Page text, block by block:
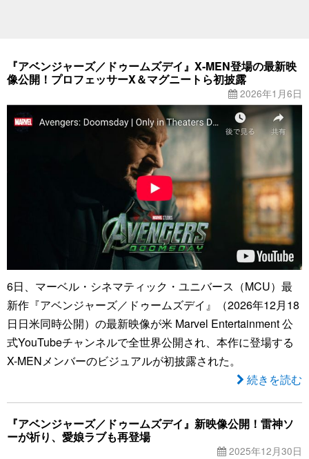
『アベンジャーズ／ドゥームズデイ』X-MEN登場の最新映
像公開！プロフェッサーX＆マグニートら初披露
2026年1月6日
6日、マーベル・シネマティック・ユニバース（MCU）最
新作『アベンジャーズ／ドゥームズデイ』（2026年12月18
日日米同時公開）の最新映像が米 Marvel Entertainment 公
式YouTubeチャンネルで全世界公開され、本作に登場する
X-MENメンバーのビジュアルが初披露された。
続きを読む
『アベンジャーズ／ドゥームズデイ』新映像公開！雷神ソ
ーが祈り、愛娘ラブも再登場
2025年12月30日